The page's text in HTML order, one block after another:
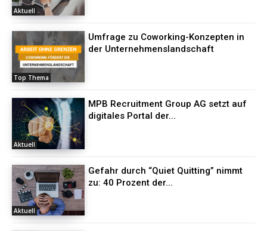
Aktuell
Top Thema
Umfrage zu Coworking-Konzepten in
der Unternehmenslandschaft
Aktuell
MPB Recruitment Group AG setzt auf
digitales Portal der...
Aktuell
Gefahr durch “Quiet Quitting” nimmt
zu: 40 Prozent der...